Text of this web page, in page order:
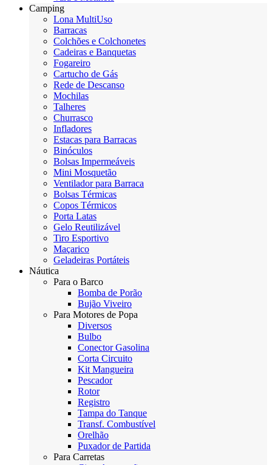
Camping
Lona MultiUso
Barracas
Colchões e Colchonetes
Cadeiras e Banquetas
Fogareiro
Cartucho de Gás
Rede de Descanso
Mochilas
Talheres
Churrasco
Infladores
Estacas para Barracas
Binóculos
Bolsas Impermeáveis
Mini Mosquetão
Ventilador para Barraca
Bolsas Térmicas
Copos Térmicos
Porta Latas
Gelo Reutilizável
Tiro Esportivo
Maçarico
Geladeiras Portáteis
Náutica
Para o Barco
Bomba de Porão
Bujão Viveiro
Para Motores de Popa
Diversos
Bulbo
Conector Gasolina
Corta Circuito
Kit Mangueira
Pescador
Rotor
Registro
Tampa do Tanque
Transf. Combustível
Orelhão
Puxador de Partida
Para Carretas